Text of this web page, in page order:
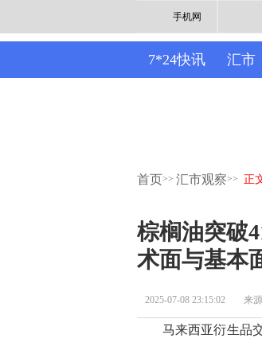
手机网
7*24快讯 汇市
首页>> 汇市观察>> 正
棕榈油突破
术面与基本
2025-07-08 23:15:02 来
马来西亚衍生品交